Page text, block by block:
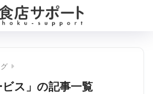
ビス」の記事一覧